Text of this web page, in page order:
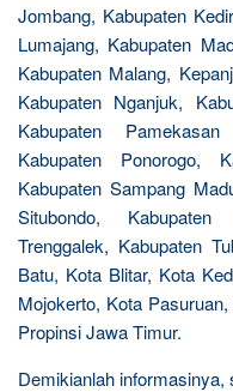
Jombang, Kabupaten
Lumajang, Kabupaten
Kabupaten Malang,
Kabupaten Nganjuk,
Kabupaten
Kabupaten Ponorogo,
Kabupaten Sampang
Situbondo,
Trenggalek, Kabupaten
Batu, Kota Blitar, Kota
Mojokerto, Kota
Propinsi Jawa Timur.
Demikianlah informasinya,